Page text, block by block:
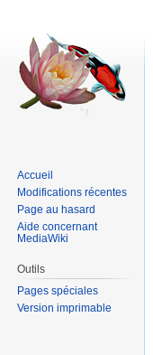
Accueil
Modifications récentes
Page au hasard
Aide concernant
MediaWiki
Outils
Pages spéciales
Version imprimable